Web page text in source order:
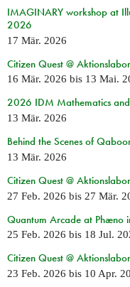
IMAGINARY workshop at
2026
17 Mär. 2026
Citizen Quest @
16 Mär. 2026 bis 13 Mai.
2026 IDM Mathematics
13 Mär. 2026
Behind the Scenes of
13 Mär. 2026
Citizen Quest @
27 Feb. 2026 bis 27 Mär.
Quantum Arcade at Phæno
25 Feb. 2026 bis 18 Jul.
Citizen Quest @
23 Feb. 2026 bis 10 Apr.